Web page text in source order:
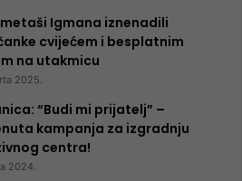
Igmana iznenadili
cvijećem i besplatnim
na utakmicu
2025.
“Budi mi prijatelj” –
kampanja za izgradnju
centra!
2024.